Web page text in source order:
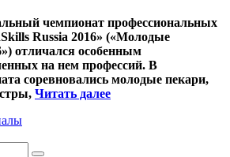
чемпионат профессиональных
Russia 2016» («Молодые
отличался особенным
на нем профессий. В
соревновались молодые пекари,
Читать далее